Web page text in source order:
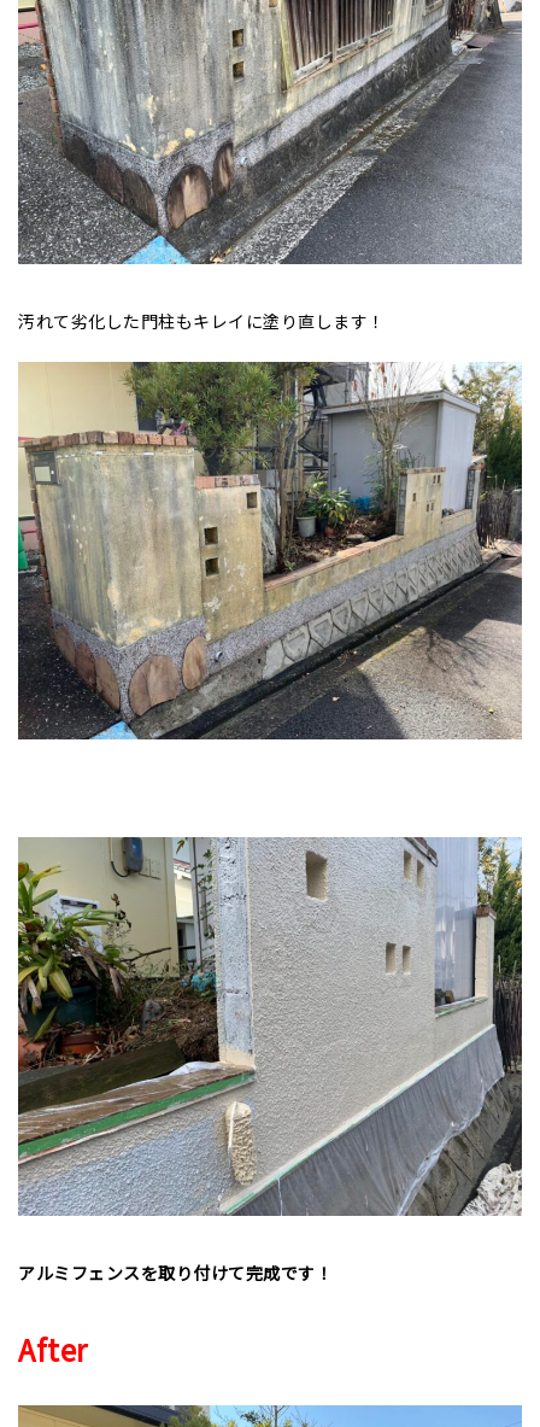
汚れて劣化した門柱もキレイに塗り直します！
アルミフェンスを取り付けて完成です！
After